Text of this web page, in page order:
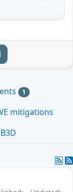
1
mitigations